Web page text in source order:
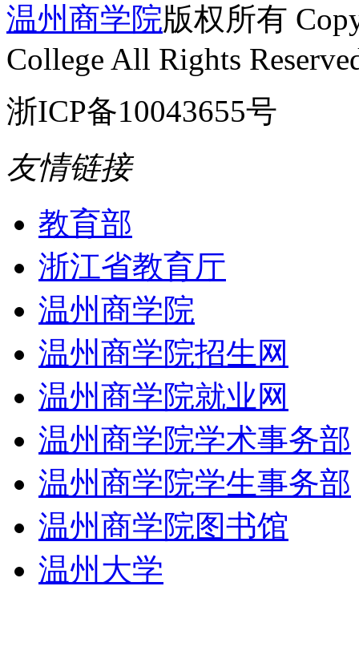
温州商学院版权所有
College All Rights
浙ICP备10043655号
友情链接
教育部
浙江省教育厅
温州商学院
温州商学院招生网
温州商学院就业网
温州商学院学术事务部
温州商学院学生事务部
温州商学院图书馆
温州大学